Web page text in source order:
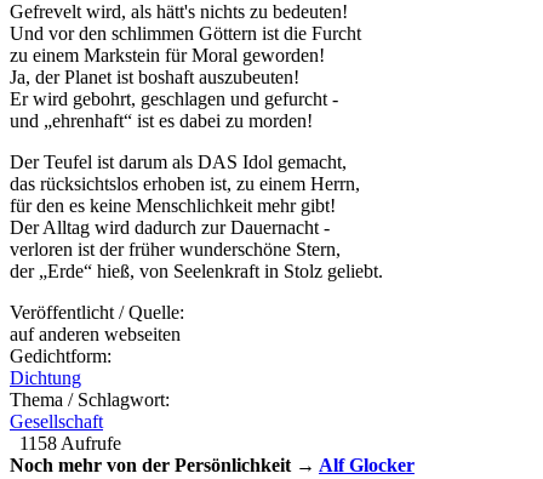
Gefrevelt wird, als hätt's nichts zu bedeuten!
Und vor den schlimmen Göttern ist die Furcht
zu einem Markstein für Moral geworden!
Ja, der Planet ist boshaft auszubeuten!
Er wird gebohrt, geschlagen und gefurcht -
und „ehrenhaft“ ist es dabei zu morden!
Der Teufel ist darum als DAS Idol gemacht,
das rücksichtslos erhoben ist, zu einem Herrn,
für den es keine Menschlichkeit mehr gibt!
Der Alltag wird dadurch zur Dauernacht -
verloren ist der früher wunderschöne Stern,
der „Erde“ hieß, von Seelenkraft in Stolz geliebt.
Veröffentlicht / Quelle:
auf anderen webseiten
Gedichtform:
Dichtung
Thema / Schlagwort:
Gesellschaft
1158 Aufrufe
Noch mehr von der Persönlichkeit → Alf Glocker